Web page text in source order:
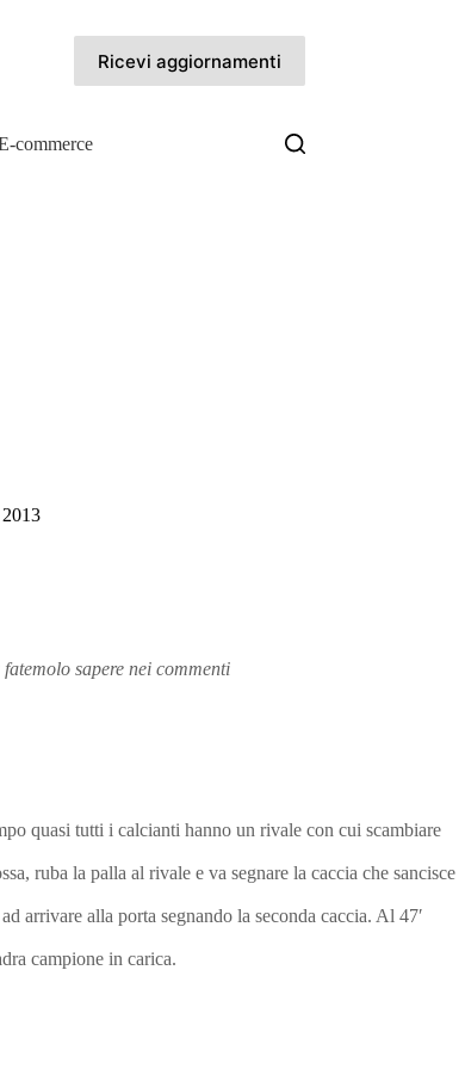
Ricevi aggiornamenti
commerce
sapere nei commenti
quasi tutti i calcianti hanno un rivale con cui scambiare
ruba la palla al rivale e va segnare la caccia che sancisce
arrivare alla porta segnando la seconda caccia. Al 47′
campione in carica.